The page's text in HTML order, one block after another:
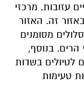
עזובות. מרכזי
זה. האזור
מסומנים
הרים. בנוסף,
לטיולים בשדות
טעימות